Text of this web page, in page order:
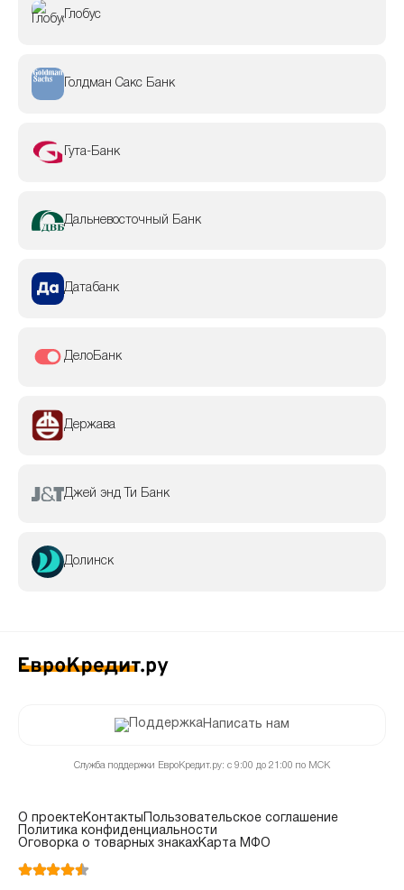
Глобус
Голдман Сакс Банк
Гута-Банк
Дальневосточный Банк
Датабанк
ДелоБанк
Держава
Джей энд Ти Банк
Долинск
Написать нам
Служба поддержки ЕвроКредит.ру: с 9:00 до 21:00 по МСК
О проектеКонтакты
Пользовательское соглашение
Политика конфиденциальности
Оговорка о товарных знакахКарта МФО